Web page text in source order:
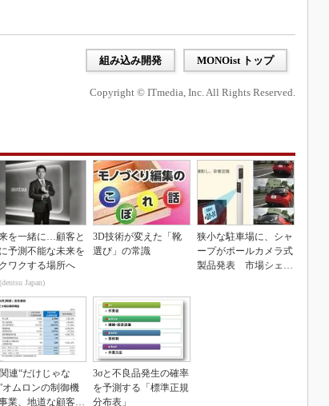
組み込み開発 MONOist トップ
Copyright © ITmedia, Inc. All Rights Reserved.
を一緒に…顧客と
予測不能な未来を
ワクする場所へ
Japan)
3D技術が変えた「靴
選び」の常識
狭小な駐車場に、シャ
ープがポールカメラ式
製品発表 市場シェア
連“だけじゃな
オムロンの制御機
業、地道な顧客基
3σと不良品発生の確率
を予測する「標準正規
分布表」